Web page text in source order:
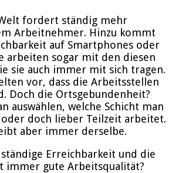
fordert ständig mehr
Arbeitnehmer. Hinzu kommt
auf Smartphones oder
arbeiten sogar mit den diesen
sie auch immer mit sich tragen.
vor, dass die Arbeitsstellen
Doch die Ortsgebundenheit?
auswählen, welche Schicht man
doch lieber Teilzeit arbeitet.
aber immer derselbe.
Erreichbarkeit und die
immer gute Arbeitsqualität?